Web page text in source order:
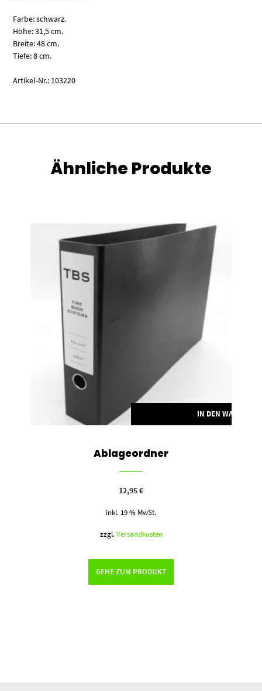
Farbe: schwarz.
Höhe: 31,5 cm.
Breite: 48 cm.
Tiefe: 8 cm.
Artikel-Nr.: 103220
Ähnliche Produkte
IN DEN
Ablageordner
12,95€
inkl. 19 % MwSt.
zzgl. Versandkosten
GEHE ZUM PRODUKT